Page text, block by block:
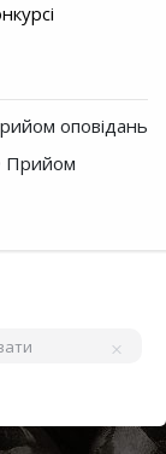
оповідань
Прийом